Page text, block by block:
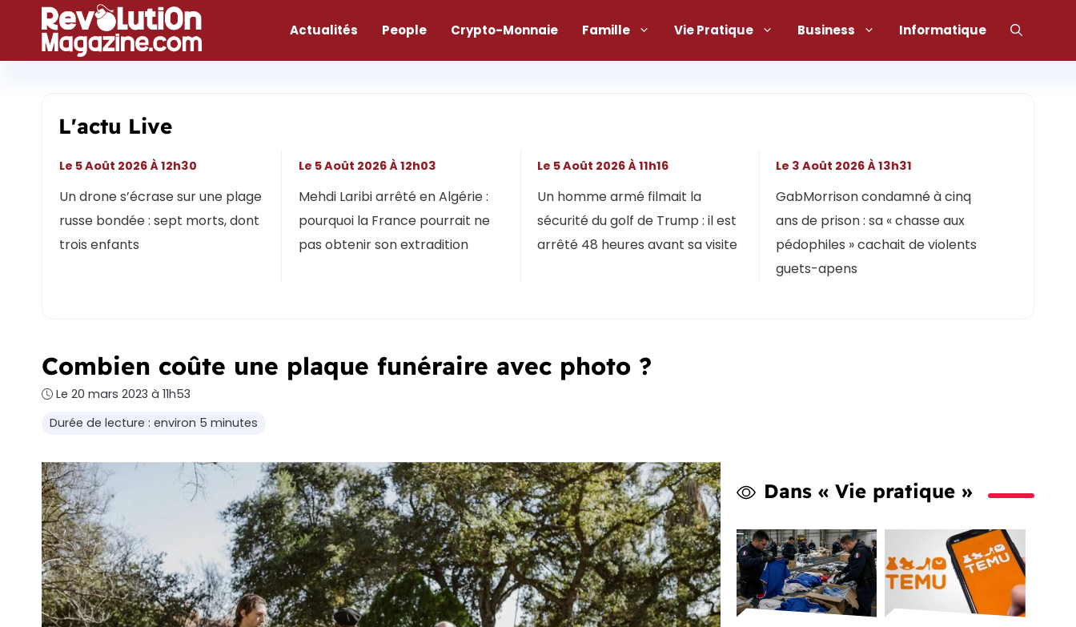
contenu
Actualités People Crypto-Monnaie Famille Vie Pratique Business Informatique
L'actu Live
Un drone s’écrase sur une plage
russe bondée : sept morts, dont
trois enfants
Le 5 Août 2026 À 12h30
Mehdi Laribi arrêté en Algérie :
pourquoi la France pourrait ne
pas obtenir son extradition
Le 5 Août 2026 À 12h03
Un homme armé filmait la
sécurité du golf de Trump : il est
arrêté 48 heures avant sa visite
Le 5 Août 2026 À 11h16
GabMorrison condamné à cinq
ans de prison : sa « chasse aux
pédophiles » cachait de violents
guets-apens
Le 3 Août 2026 À 13h31
Combien coûte une plaque funéraire avec photo ?
Le 20 mars 2023 à 11h53
Durée de lecture : environ 5 minutes
Dans « Vie pratique »